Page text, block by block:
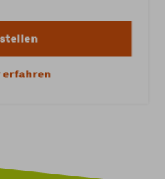
erfahren